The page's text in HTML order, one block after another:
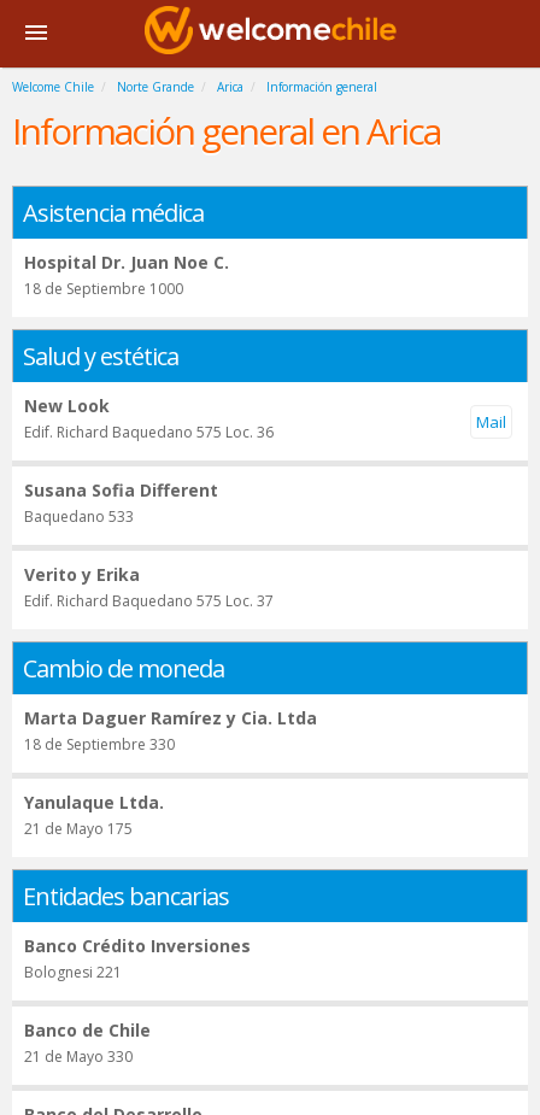
Welcome Chile Norte Grande Arica Información general
Información general en Arica
Asistencia médica
Hospital Dr. Juan Noe C.
18 de Septiembre 1000
Salud y estética
New Look
Edif. Richard Baquedano 575 Loc. 36
Susana Sofia Different
Baquedano 533
Verito y Erika
Edif. Richard Baquedano 575 Loc. 37
Cambio de moneda
Marta Daguer Ramírez y Cia. Ltda
18 de Septiembre 330
Yanulaque Ltda.
21 de Mayo 175
Entidades bancarias
Banco Crédito Inversiones
Bolognesi 221
Banco de Chile
21 de Mayo 330